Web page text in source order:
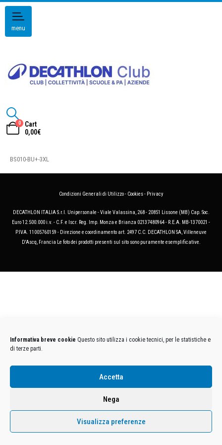
Informativa breve cookie Questo sito utilizza i cookie tecnici, per le statistiche e
di terze parti.
Accetta
Nega
Visualizza preferenze
menu
0
Cart
0,00€
BS010-BU+-3XL
Condizioni Generali di Utilizzo- Cookies- Privacy
DECATHLON ITALIA S.r.l. Unipersonale - Viale Valassina, 268 - 20851 Lissone (MB) Cap. Soc.
Euro 12.500.000 i.v. - C.F. e Iscr. Reg. Imp. Monza e Brianza 02137480964 - R.E.A. MB-1370021 -
P.IVA. 11005760159 - Direzione e coordinamento art. 2497 C.C. DECATHLON SA, Villeneuve
D'Ascq, Francia Le foto dei prodotti presenti sul sito sono puramente esemplificative.